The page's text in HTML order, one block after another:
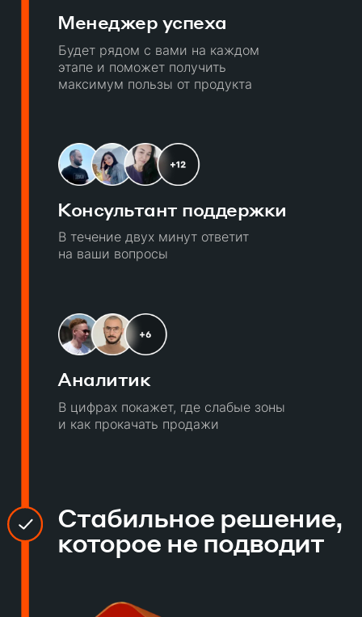
Менеджер успеха
Будет рядом с вами на каждом
этапе и поможет получить
максимум пользы от продукта
Консультант поддержки
В течение двух минут ответит
на ваши вопросы
Аналитик
В цифрах покажет, где слабые зоны
и как прокачать продажи
Стабильное решение,
которое не подводит